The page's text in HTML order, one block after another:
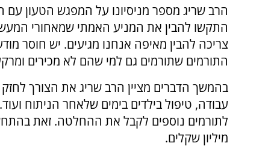
הרב שריג מספר מניסיונו על המפגש הטעון
התקשו להבין את המניע האמתי שמאחורי
צריכה להבין מאיפה אנחנו מגיעים. יש חוסר
התורמים שתורמים גם למי שהם לא מכירים
בהמשך הדברים מציין הרב שריג את הצורך
עבודה, טיפול בילדים בימים שלאחר הניתוח
לתורמים נוספים לקבל את ההחלטה. זאת
מיליון שקלים.